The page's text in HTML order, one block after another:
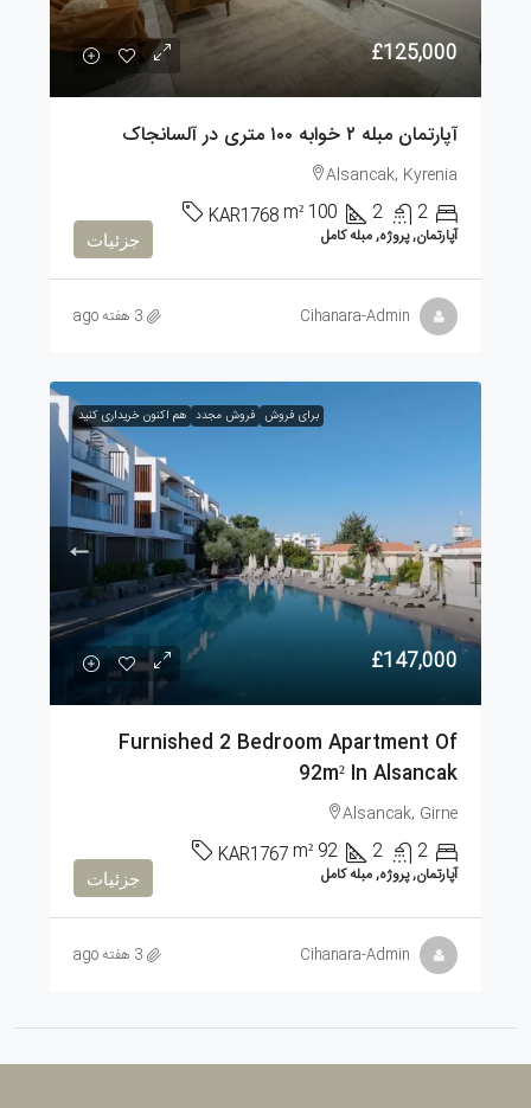
£125,000
آپارتمان مبله ۲ خوابه ۱۰۰ متری در آلسانجاک
Alsancak, Kyrenia
2
2
100
m²
KAR1768
آپارتمان, پروژه, مبله کامل جزئیات
Cihanara-Admin 3 هفته ago
برای فروش فروش مجدد هم اکنون خریداری کنید
£147,000
Furnished 2 Bedroom Apartment Of
92m² In Alsancak
Alsancak, Girne
2
2
92
m²
KAR1767
آپارتمان, پروژه, مبله کامل جزئیات
Cihanara-Admin 3 هفته ago